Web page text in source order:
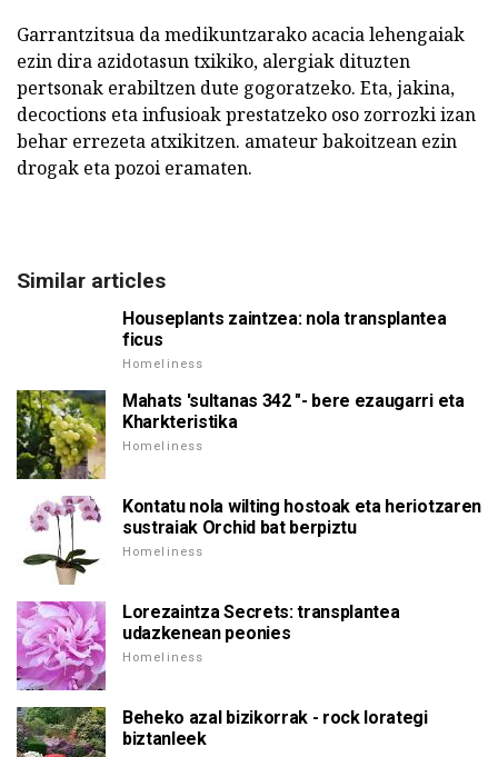
Garrantzitsua da medikuntzarako acacia lehengaiak
ezin dira azidotasun txikiko, alergiak dituzten
pertsonak erabiltzen dute gogoratzeko. Eta, jakina,
decoctions eta infusioak prestatzeko oso zorrozki izan
behar errezeta atxikitzen. amateur bakoitzean ezin
drogak eta pozoi eramaten.
Similar articles
Houseplants zaintzea: nola transplantea
ficus
Homeliness
Mahats 'sultanas 342 "- bere ezaugarri eta
Kharkteristika
Homeliness
Kontatu nola wilting hostoak eta heriotzaren
sustraiak Orchid bat berpiztu
Homeliness
Lorezaintza Secrets: transplantea
udazkenean peonies
Homeliness
Beheko azal bizikorrak - rock lorategi
biztanleek